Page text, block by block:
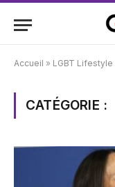
Accueil » LGBT Lifestyle
CATÉGORIE :